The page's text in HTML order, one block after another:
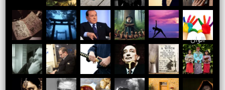
الوان